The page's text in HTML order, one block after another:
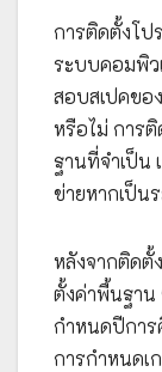
การติดตั้งโป
ระบบคอมพิว
สอบสเปคขอ
หรือไม่ การ
ฐานที่จำเป็น
ข่ายหากเป็น
หลังจากติดตั้
ตั้งค่าพื้นฐาน
กำหนดปีการ
การกำหนดเ